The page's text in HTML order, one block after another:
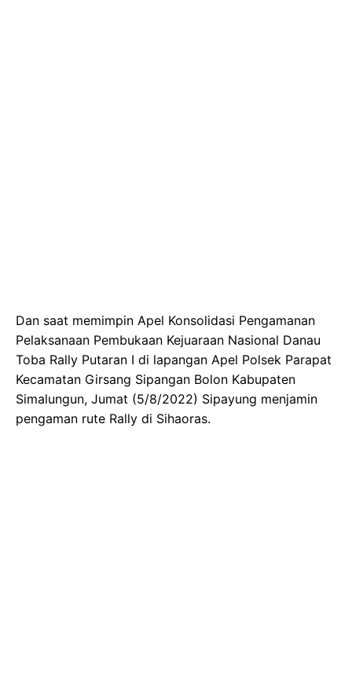
Dan saat memimpin Apel Konsolidasi Pengamanan
Pelaksanaan Pembukaan Kejuaraan Nasional Danau
Toba Rally Putaran I di lapangan Apel Polsek Parapat
Kecamatan Girsang Sipangan Bolon Kabupaten
Simalungun, Jumat (5/8/2022) Sipayung menjamin
pengaman rute Rally di Sihaoras.